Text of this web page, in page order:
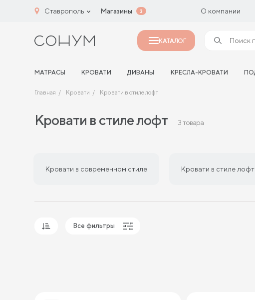
Ставрополь Магазины 3 О компании
КАТАЛОГ
МАТРАСЫ КРОВАТИ ДИВАНЫ КРЕСЛА-КРОВАТИ
Главная Кровати Кровати в стиле лофт
Кровати в стиле лофт 3 товара
Кровати в современном стиле Кровати в стиле лофт
Все фильтры